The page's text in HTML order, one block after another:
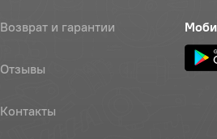
Возврат и гарантии
Отзывы
Контакты